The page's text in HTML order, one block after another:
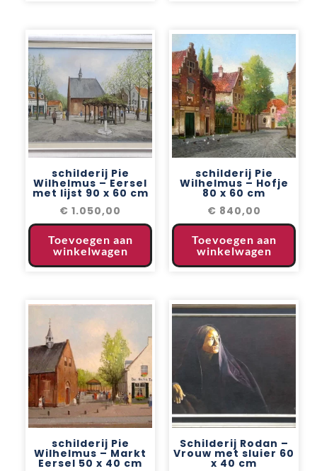
schilderij Pie
Wilhelmus – Eersel
met lijst 90 x 60 cm
€ 1.050,00
Toevoegen aan
winkelwagen
schilderij Pie
Wilhelmus – Hofje
80 x 60 cm
€ 840,00
Toevoegen aan
winkelwagen
schilderij Pie
Wilhelmus – Markt
Eersel 50 x 40 cm
Schilderij Rodan –
Vrouw met sluier 60
x 40 cm